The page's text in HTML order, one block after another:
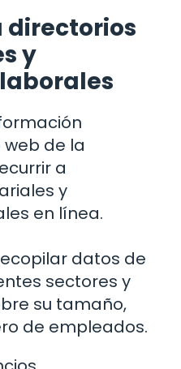
directorios
y
web de la
a
y
en línea.
datos de
sectores y
su tamaño,
de empleados.